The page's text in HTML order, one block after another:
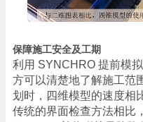
保障施工安全及工期
利用 SYNCHRO 提前模
方可以清楚地了解施工范
划时，四维模型的速度相
传统的界面检查方法相比